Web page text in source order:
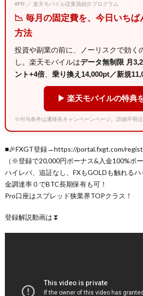
#PR ／ 楽天モバイル従業員紹介プログラム
📉 毎月の固定費を、今日いちば
方法
投資や副業の前に、ノーリスクで効く
し。楽天モバイルはデータ無制限 月
ント+4倍
乗り換え14,000pt／新規
▶ 楽天モバイルの特典
※付与条件は遷移先キャンペーンページ。詳細不明
■🎉FXGT登録→https://portal.fxgt.com/
（※登録で20,000円ボーナス&入金100%ボ
ハイレバ、追証なし、FXもGOLDも触れる
金調達率０でBTC長期保有も可！
Pro口座はスプレッド狭業界TOPクラス！
登録解説動画は⏬